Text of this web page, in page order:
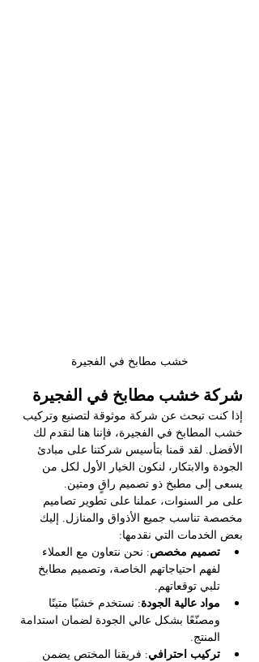
خشب مطابخ في الفجيرة
شركة خشب مطابخ في الفجيرة
إذا كنت تبحث عن شركة موثوقة لتصنيع وتركيب
خشب المطابخ في الفجيرة، فإننا هنا لنقدم لك
الأفضل. لقد قمنا بتأسيس شركتنا على مبادئ
الجودة والابتكار، لنكون الخيار الأول لكل من
يسعى إلى مطبخ ذو تصميم راقٍ ومتين.
على مر السنوات، عملنا على تطوير تصاميم
مخصصة تناسب جميع الأذواق والمنازل. إليك
بعض الخدمات التي نقدمها:
تصميم مخصص: نحن نتعاون مع العملاء
لفهم احتياجاتهم الخاصة، وتصميم مطابخ
تلبي توقعاتهم.
مواد عالية الجودة: نستخدم خشبًا متينًا
ومصنّعًا بشكل عالي الجودة لضمان استدامة
المنتج.
تركيب احترافي: فريقنا المختص يضمن